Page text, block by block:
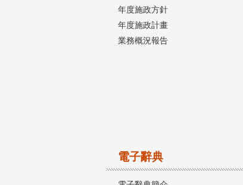
年度施政方針
年度施政計畫
業務概況報告
電子辭典